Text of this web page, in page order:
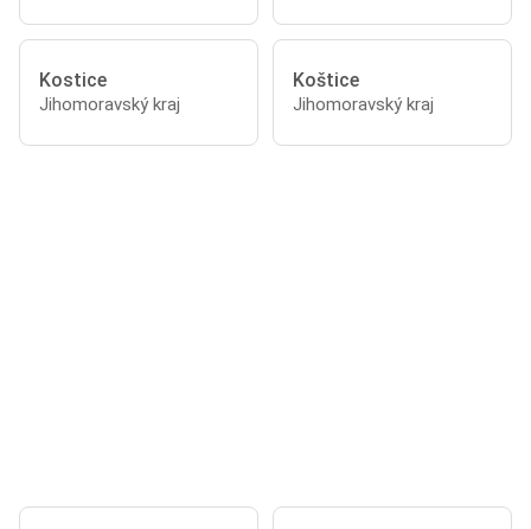
Kostice
Jihomoravský kraj
Koštice
Jihomoravský kraj